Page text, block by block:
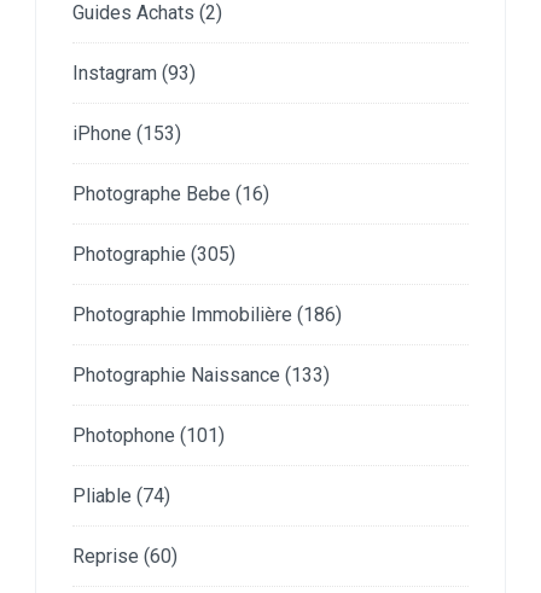
Guides Achats (2)
Instagram (93)
iPhone (153)
Photographe Bebe (16)
Photographie (305)
Photographie Immobilière (186)
Photographie Naissance (133)
Photophone (101)
Pliable (74)
Reprise (60)